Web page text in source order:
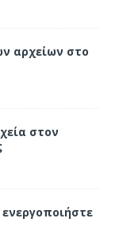
αρχείων στο
στον